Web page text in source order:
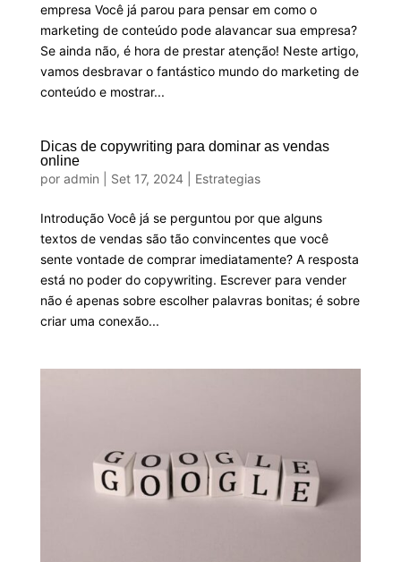
empresa Você já parou para pensar em como o
marketing de conteúdo pode alavancar sua empresa?
Se ainda não, é hora de prestar atenção! Neste artigo,
vamos desbravar o fantástico mundo do marketing de
conteúdo e mostrar...
Dicas de copywriting para dominar as vendas
online
por admin Set 17, 2024| Estrategias
Introdução Você já se perguntou por que alguns
textos de vendas são tão convincentes que você
sente vontade de comprar imediatamente? A resposta
está no poder do copywriting. Escrever para vender
não é apenas sobre escolher palavras bonitas; é sobre
criar uma conexão...